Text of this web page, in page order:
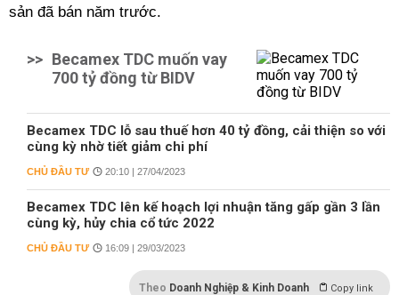
sản đã bán năm trước.
>> Becamex TDC muốn vay
700 tỷ đồng từ BIDV
Becamex TDC lỗ sau thuế hơn 40 tỷ đồng, cải thiện so với
cùng kỳ nhờ tiết giảm chi phí
CHỦ ĐẦU TƯ 20:10 | 27/04/2023
Becamex TDC lên kế hoạch lợi nhuận tăng gấp gần 3 lần
cùng kỳ, hủy chia cổ tức 2022
CHỦ ĐẦU TƯ 16:09 | 29/03/2023
Theo Doanh Nghiệp & Kinh Doanh Copy link